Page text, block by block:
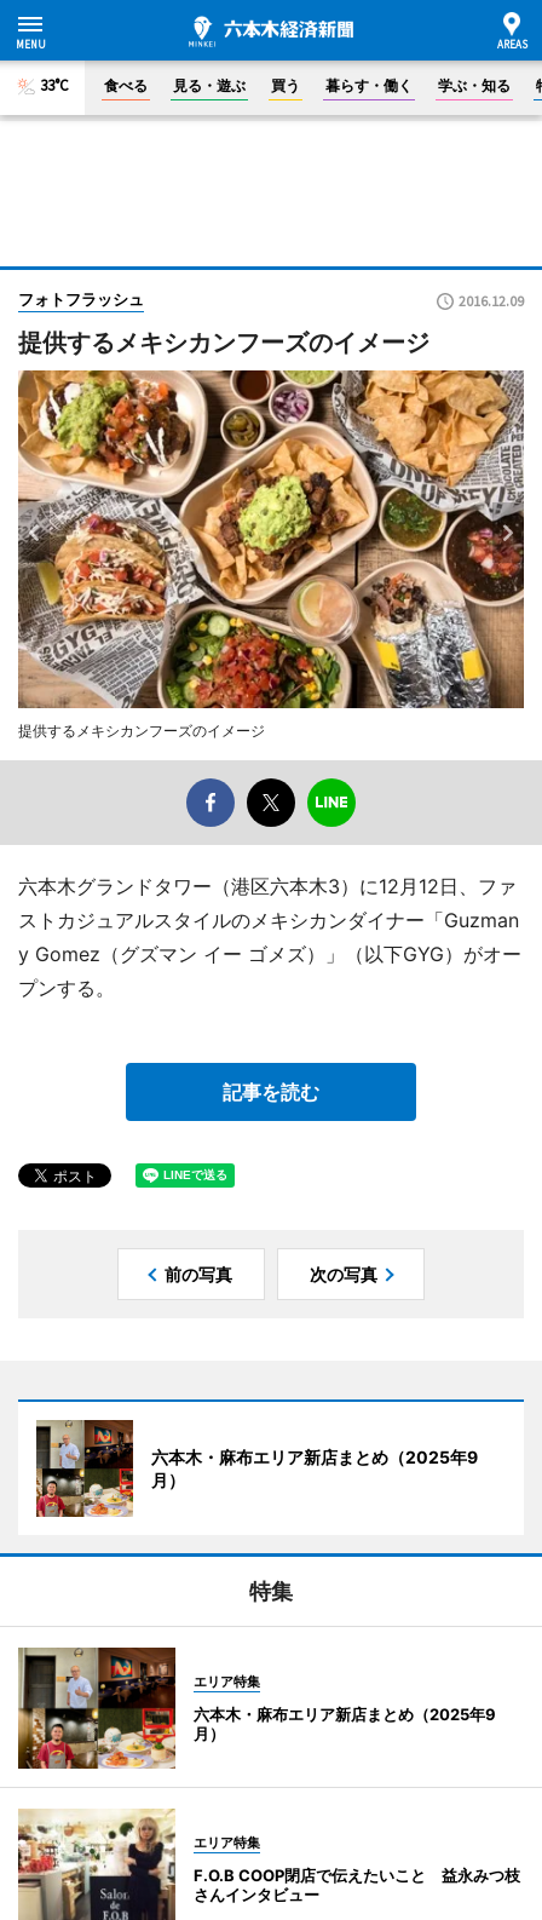
33°C 食べる 見る・遊ぶ 買う 暮らす・働く 学ぶ・知る
フォトフラッシュ 2016.12.09
提供するメキシカンフーズのイメージ
提供するメキシカンフーズのイメージ
六本木グランドタワー（港区六本木3）に12月12日、ファ
ストカジュアルスタイルのメキシカンダイナー「Guzman
y Gomez（グズマン イー ゴメズ）」（以下GYG）がオー
プンする。
記事を読む
前の写真 次の写真
六本木・麻布エリア新店まとめ（2025年9
月）
特集
エリア特集
六本木・麻布エリア新店まとめ（2025年9
月）
エリア特集
F.O.B COOP閉店で伝えたいこと 益永みつ枝
さんインタビュー